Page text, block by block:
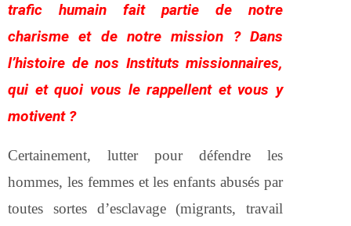
trafic humain fait partie de notre
charisme et de notre mission ? Dans
l’histoire de nos Instituts missionnaires,
qui et quoi vous le rappellent et vous y
motivent ?
Certainement, lutter pour défendre les
hommes, les femmes et les enfants abusés par
toutes sortes d’esclavage (migrants, travail